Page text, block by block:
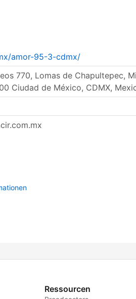
amor-95-3-cdmx/
770, Lomas de Chapultepec,
Ciudad de México, CDMX,
Ressourcen